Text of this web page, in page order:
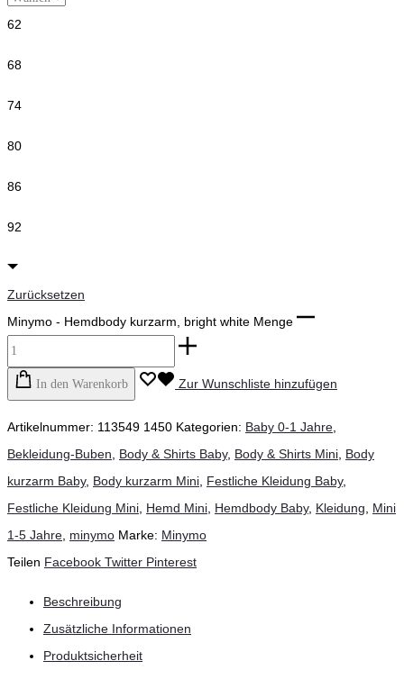
62
68
74
80
86
92
Zurücksetzen
Minymo - Hemdbody kurzarm, bright white Menge
In den Warenkorb Zur Wunschliste hinzufügen
Artikelnummer: 113549 1450 Kategorien: Baby 0-1 Jahre,
Bekleidung-Buben, Body & Shirts Baby, Body & Shirts Mini, Body
kurzarm Baby, Body kurzarm Mini, Festliche Kleidung Baby,
Festliche Kleidung Mini, Hemd Mini, Hemdbody Baby, Kleidung, Mini
1-5 Jahre, minymo Marke: Minymo
Teilen Facebook Twitter Pinterest
Beschreibung
Zusätzliche Informationen
Produktsicherheit